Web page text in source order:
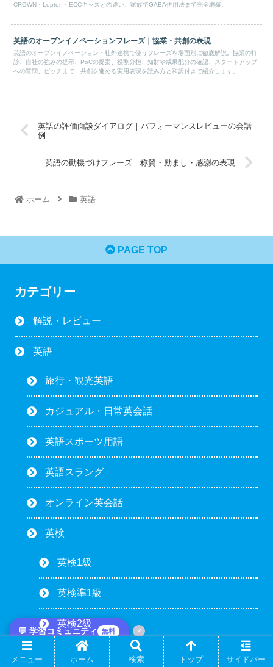
💬 学習コミュニティ 無料 ×
CROWN・Lepton・ECCキッズとの違い、家族でGABA併用法まで完全網羅。
英語のオープンイノベーションフレーズ｜協業・共創の表現
英語のオープンイノベーション・社外連携で使うフレーズを場面別に徹底解説。協業の打
診、自社の強みの提示、PoCの提案、役割分担、知財や成果配分の確認、スタートアップ
への質問、ピッチまで、共創を進める実用表現を読み方と和訳付きで紹介します。
英語の評価面談ダイアログ｜パフォーマンスレビューの会話
例
英語の動機づけフレーズ｜称賛・励まし・感謝の表現
ホーム 英語
PAGE TOP
カテゴリー
解説・レビュー
英語
旅行・観光英語
カジュアル・日常英会話
英語スポーツ用語
英語スラング
オンライン英会話
英検
英検1級
英検準1級
英検2級
英検準2級
メニュー ホーム 検索 トップ サイドバー